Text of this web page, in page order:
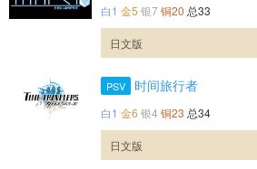
白1 金5 银7 铜20 总33
日文版
PSV 时间旅行者
白1 金6 银4 铜23 总34
日文版